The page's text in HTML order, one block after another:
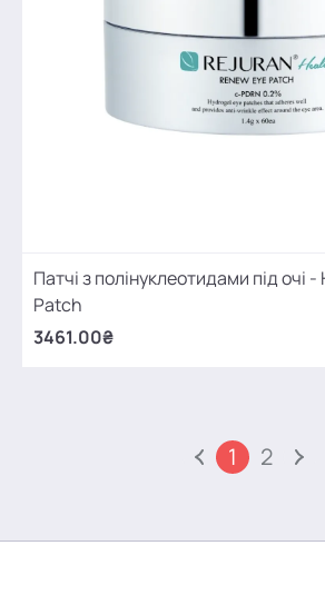
Патчі з полінуклеотидами під очі
Patch
3461.00₴
1 2